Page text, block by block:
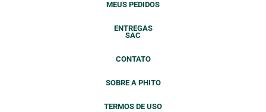
MEUS PEDIDOS
ENTREGAS
SAC
CONTATO
SOBRE A PHITO
TERMOS DE USO